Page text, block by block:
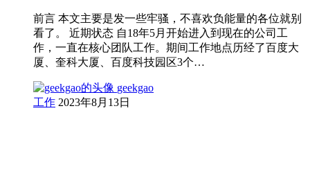
前言 本文主要是发一些牢骚，不喜欢负能量的各位就别
看了。 近期状态 自18年5月开始进入到现在的公司工
作，一直在核心团队工作。期间工作地点历经了百度大
厦、奎科大厦、百度科技园区3个…
geekgao
工作 2023年8月13日